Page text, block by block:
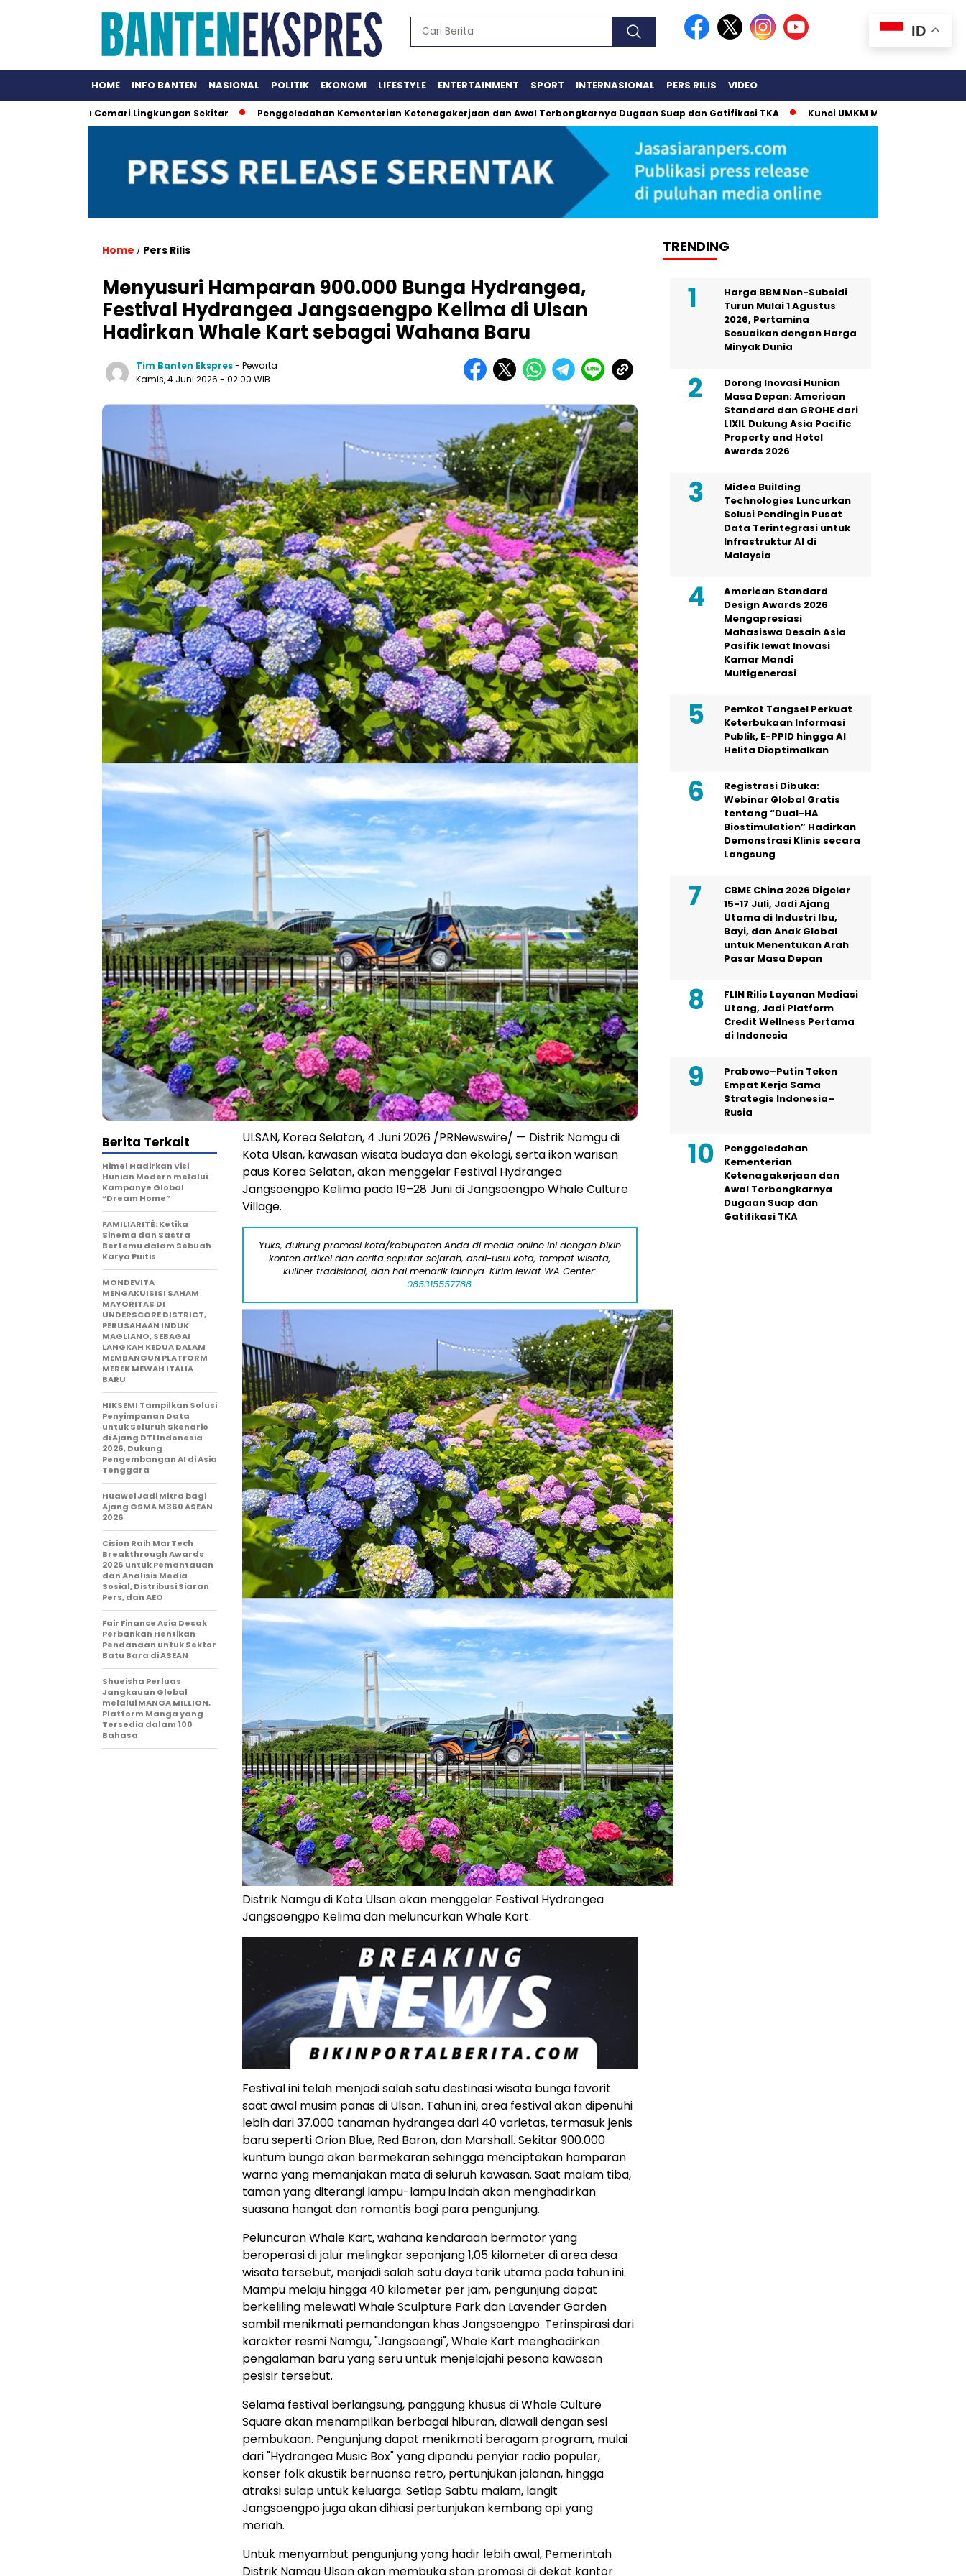
HOME INFO BANTEN NASIONAL POLITIK EKONOMI LIFESTYLE ENTERTAINMENT SPORT INTERNASIONAL PERS RILIS VIDEO
Cemari Lingkungan Sekitar Penggeledahan Kementerian Ketenagakerjaan dan Awal Terbongkarnya Dugaan Suap dan Gatifikasi TKA Kunci UMKM Memenangkan Perhatian
Home / Pers Rilis
Menyusuri Hamparan 900.000 Bunga Hydrangea,
Festival Hydrangea Jangsaengpo Kelima di Ulsan
Hadirkan Whale Kart sebagai Wahana Baru
Tim Banten Ekspres- Pewarta
Kamis, 4 Juni 2026 - 02:00 WIB
ULSAN, Korea Selatan, 4 Juni 2026 /PRNewswire/ — Distrik Namgu di
Kota Ulsan, kawasan wisata budaya dan ekologi, serta ikon warisan
paus Korea Selatan, akan menggelar Festival Hydrangea
Jangsaengpo Kelima pada 19–28 Juni di Jangsaengpo Whale Culture
Village.
Yuks, dukung promosi kota/kabupaten Anda di media online ini dengan bikin
konten artikel dan cerita seputar sejarah, asal-usul kota, tempat wisata,
kuliner tradisional, dan hal menarik lainnya. Kirim lewat WA Center:
085315557788.
Distrik Namgu di Kota Ulsan akan menggelar Festival Hydrangea
Jangsaengpo Kelima dan meluncurkan Whale Kart.
Festival ini telah menjadi salah satu destinasi wisata bunga favorit
saat awal musim panas di Ulsan. Tahun ini, area festival akan dipenuhi
lebih dari 37.000 tanaman hydrangea dari 40 varietas, termasuk jenis
baru seperti Orion Blue, Red Baron, dan Marshall. Sekitar 900.000
kuntum bunga akan bermekaran sehingga menciptakan hamparan
warna yang memanjakan mata di seluruh kawasan. Saat malam tiba,
taman yang diterangi lampu-lampu indah akan menghadirkan
suasana hangat dan romantis bagi para pengunjung.
Peluncuran Whale Kart, wahana kendaraan bermotor yang
beroperasi di jalur melingkar sepanjang 1,05 kilometer di area desa
wisata tersebut, menjadi salah satu daya tarik utama pada tahun ini.
Mampu melaju hingga 40 kilometer per jam, pengunjung dapat
berkeliling melewati Whale Sculpture Park dan Lavender Garden
sambil menikmati pemandangan khas Jangsaengpo. Terinspirasi dari
karakter resmi Namgu, "Jangsaengi", Whale Kart menghadirkan
pengalaman baru yang seru untuk menjelajahi pesona kawasan
pesisir tersebut.
Selama festival berlangsung, panggung khusus di Whale Culture
Square akan menampilkan berbagai hiburan, diawali dengan sesi
pembukaan. Pengunjung dapat menikmati beragam program, mulai
dari "Hydrangea Music Box" yang dipandu penyiar radio populer,
konser folk akustik bernuansa retro, pertunjukan jalanan, hingga
atraksi sulap untuk keluarga. Setiap Sabtu malam, langit
Jangsaengpo juga akan dihiasi pertunjukan kembang api yang
meriah.
Untuk menyambut pengunjung yang hadir lebih awal, Pemerintah
Distrik Namgu Ulsan akan membuka stan promosi di dekat kantor
Berita Terkait
Himel Hadirkan Visi
Hunian Modern melalui
Kampanye Global
“Dream Home”
FAMILIARITÉ: Ketika
Sinema dan Sastra
Bertemu dalam Sebuah
Karya Puitis
MONDEVITA
MENGAKUISISI SAHAM
MAYORITAS DI
UNDERSCORE DISTRICT,
PERUSAHAAN INDUK
MAGLIANO, SEBAGAI
LANGKAH KEDUA DALAM
MEMBANGUN PLATFORM
MEREK MEWAH ITALIA
BARU
HIKSEMI Tampilkan Solusi
Penyimpanan Data
untuk Seluruh Skenario
di Ajang DTI Indonesia
2026, Dukung
Pengembangan AI di Asia
Tenggara
Huawei Jadi Mitra bagi
Ajang GSMA M360 ASEAN
2026
Cision Raih MarTech
Breakthrough Awards
2026 untuk Pemantauan
dan Analisis Media
Sosial, Distribusi Siaran
Pers, dan AEO
Fair Finance Asia Desak
Perbankan Hentikan
Pendanaan untuk Sektor
Batu Bara di ASEAN
Shueisha Perluas
Jangkauan Global
melalui MANGA MILLION,
Platform Manga yang
Tersedia dalam 100
Bahasa
TRENDING
Harga BBM Non-Subsidi
Turun Mulai 1 Agustus
2026, Pertamina
Sesuaikan dengan Harga
Minyak Dunia
Dorong Inovasi Hunian
Masa Depan: American
Standard dan GROHE dari
LIXIL Dukung Asia Pacific
Property and Hotel
Awards 2026
Midea Building
Technologies Luncurkan
Solusi Pendingin Pusat
Data Terintegrasi untuk
Infrastruktur AI di
Malaysia
American Standard
Design Awards 2026
Mengapresiasi
Mahasiswa Desain Asia
Pasifik lewat Inovasi
Kamar Mandi
Multigenerasi
Pemkot Tangsel Perkuat
Keterbukaan Informasi
Publik, E-PPID hingga AI
Helita Dioptimalkan
Registrasi Dibuka:
Webinar Global Gratis
tentang “Dual-HA
Biostimulation” Hadirkan
Demonstrasi Klinis secara
Langsung
CBME China 2026 Digelar
15-17 Juli, Jadi Ajang
Utama di Industri Ibu,
Bayi, dan Anak Global
untuk Menentukan Arah
Pasar Masa Depan
FLIN Rilis Layanan Mediasi
Utang, Jadi Platform
Credit Wellness Pertama
di Indonesia
Prabowo–Putin Teken
Empat Kerja Sama
Strategis Indonesia–
Rusia
Penggeledahan
Kementerian
Ketenagakerjaan dan
Awal Terbongkarnya
Dugaan Suap dan
Gatifikasi TKA
ID